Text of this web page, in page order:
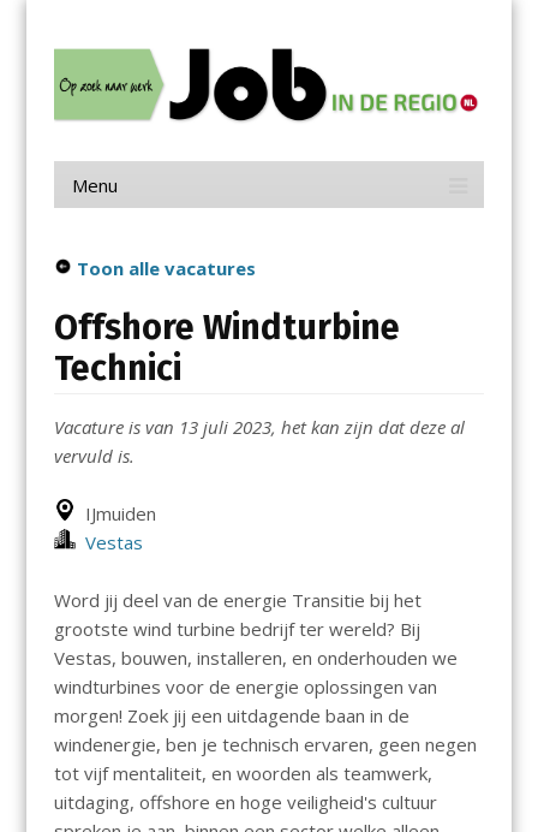
contentJob in de Regio
Menu
Toon alle vacatures
Offshore Windturbine
Technici
Vacature is van 13 juli 2023, het kan zijn dat deze al
vervuld is.
IJmuiden
Vestas
Word jij deel van de energie Transitie bij het
grootste wind turbine bedrijf ter wereld? Bij
Vestas, bouwen, installeren, en onderhouden we
windturbines voor de energie oplossingen van
morgen! Zoek jij een uitdagende baan in de
windenergie, ben je technisch ervaren, geen negen
tot vijf mentaliteit, en woorden als teamwerk,
uitdaging, offshore en hoge veiligheid's cultuur